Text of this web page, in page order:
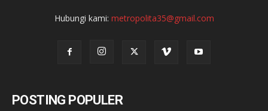
Hubungi kami: metropolita35@gmail.com
POSTING POPULER